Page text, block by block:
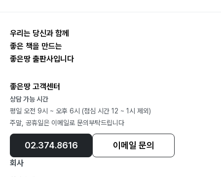
우리는 당신과 함께
좋은 책을 만드는
좋은땅 출판사입니다
좋은땅 고객센터
상담 가능 시간
평일 오전 9시 ~ 오후 6시 (점심 시간 12 ~ 1시 제외)
주말, 공휴일은 이메일로 문의부탁드립니다
02.374.8616 이메일 문의
회사